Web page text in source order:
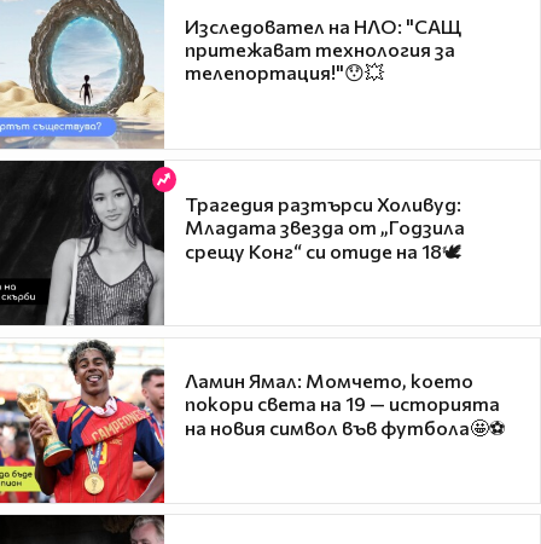
Изследовател на НЛО: "САЩ
притежават технология за
телепортация!"😯💥
Трагедия разтърси Холивуд:
Младата звезда от „Годзила
срещу Конг“ си отиде на 18🕊️
Ламин Ямал: Момчето, което
покори света на 19 — историята
на новия символ във футбола🤩⚽